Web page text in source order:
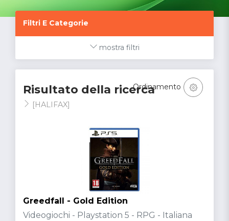
Filtri E Categorie
mostra filtri
Risultato della ricerca
[HALIFAX]
Ordinamento
Greedfall - Gold Edition
Videogiochi - Playstation 5 - RPG - Italiana